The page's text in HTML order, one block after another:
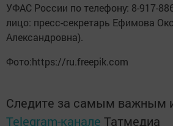
УФАС России по телефону: 8-917-
лицо: пресс-секретарь Ефимова
Александровна).
Фото:https://ru.freepik.com
Следите за самым важным
Telegram-канале Татмедиа